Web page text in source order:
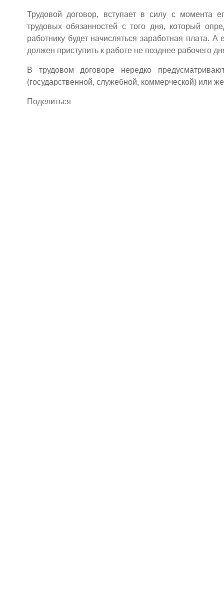
Трудовой договор, вступает в силу с момента
трудовых обязанностей с того дня, который
работнику будет начисляться заработная плата.
должен приступить к работе не позднее рабочего
В трудовом договоре нередко
(государственной, служебной, коммерческой) или
Поделиться